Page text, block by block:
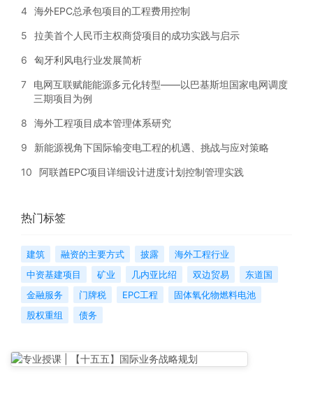
4 海外EPC总承包项目的工程费用控制
5 拉美首个人民币主权商贷项目的成功实践与启示
6 匈牙利风电行业发展简析
7
电网互联赋能能源多元化转型——以巴基斯坦国家电网调度
三期项目为例
8 海外工程项目成本管理体系研究
9 新能源视角下国际输变电工程的机遇、挑战与应对策略
10 阿联酋EPC项目详细设计进度计划控制管理实践
热门标签
建筑 融资的主要方式 披露
海外工程行业
中资基建项目
矿业 几内亚比绍 双边贸易
东道国
金融服务
门牌税 EPC工程
固体氧化物燃料电池
股权重组
债务